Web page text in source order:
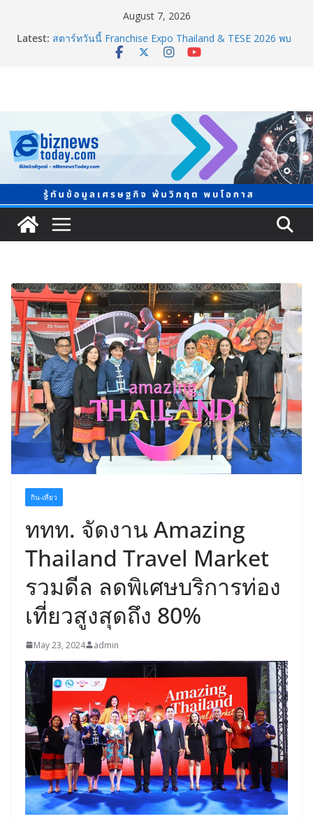
August 7, 2026
Latest:
8.8 “ซูเลียน” รวมพลังนักธุรกิจทั่วประเทศ จัดประชุมใหญ่
แห่งปี พบ CEO “ดร.ปิยะวัฒน์” ถ่ายทอดวิสัยทัศน์ธุรกิจ
พร้อมฟรีคอนเสิร์ต “โชค รถแห่” ยกวง
อลิอันซ์ อยุธยา ส่งเสริมคนไทยเตรียมพร้อมรับมือวิกฤต
เปิดพื้นที่ “Level Up the Care by Allianz Ayudhya
นิทรรศการยกระดับ…ความเป็นห่วง” ในงาน Hug
HeartYai
Guangzhou Yinghao School เผยวิสัยทัศน์การศึกษาที่
พร้อมรับอนาคต
TCMA จับมือแคนาดา ดันเทคโนโลยีดักจับคาร์บอนเครื่อง
แรกในไทย ปูทางอุตสาหกรรมปูนซีเมนต์สู่ Net Zero 2050
กิน-เที่ยว
ททท. จัดงาน Amazing
Thailand Travel Market
รวมดีล ลดพิเศษบริการท่อง
เที่ยวสูงสุดถึง 80%
May 23, 2024 admin